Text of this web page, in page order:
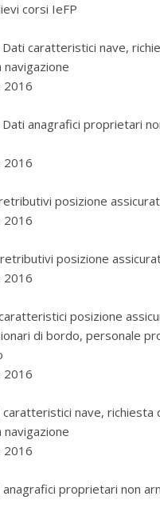
corsi IeFP
Dati caratteristici nave,
2016
Dati anagrafici proprietari
2016
posizione
2016
posizione
2016
posizione
di bordo, personale
2016
caratteristici nave,
2016
anagrafici proprietari non